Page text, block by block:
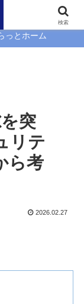
っとホーム
突
リテ
ら考
2026.02.27
検索